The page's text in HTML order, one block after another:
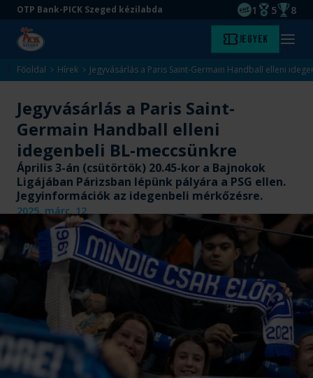
Ugrás
tartalomra
Ugrás
aljára
OTP Bank-PICK Szeged kézilabda
EHF
1
Magyar
5 8
Kezdőlap Jegyek Menü
Főoldal Hírek Jegyvásárlás a Paris Saint-Germain Handball elleni
Jegyvásárlás a Paris Saint-
Germain Handball elleni
idegenbeli BL-meccsünkre
Április 3-án (csütörtök) 20.45-kor a Bajnokok
Ligájában Párizsban lépünk pályára a PSG ellen.
Jegyinformációk az idegenbeli mérkőzésre.
2025. márc. 12.